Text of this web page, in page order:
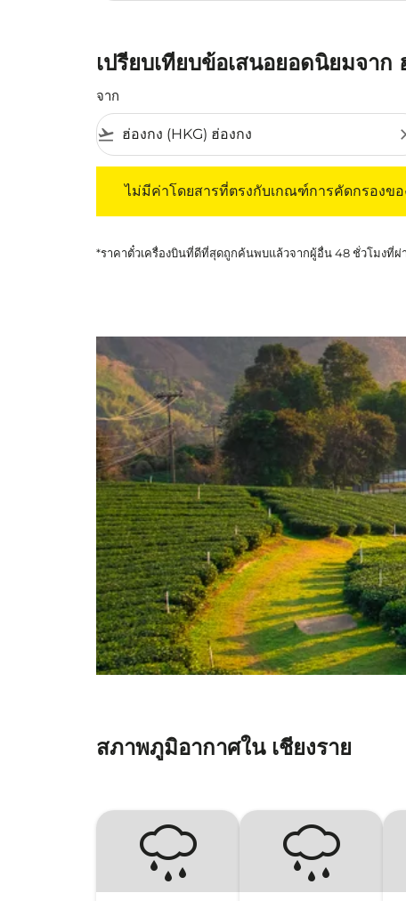
เปรียบเทียบข้อเสนอยอดนิยมจาก
จาก
flight_takeoff
ไม่มีค่าโดยสารที่ตรงกับเกณฑ์การคัดกรองข
*ราคาตั๋วเครื่องบินที่ดีที่สุดถูกค้นพบแล้วจากผู้อื่น 48 ชั่วโมงที่ผ่
สภาพภูมิอากาศใน เชียงราย